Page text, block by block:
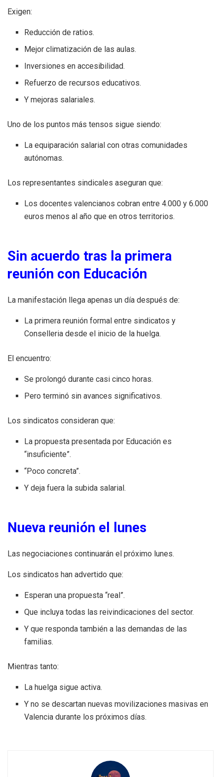
Exigen:
Reducción de ratios.
Mejor climatización de las aulas.
Inversiones en accesibilidad.
Refuerzo de recursos educativos.
Y mejoras salariales.
Uno de los puntos más tensos sigue siendo:
La equiparación salarial con otras comunidades
autónomas.
Los representantes sindicales aseguran que:
Los docentes valencianos cobran entre 4.000 y 6.000
euros menos al año que en otros territorios.
Sin acuerdo tras la primera
reunión con Educación
La manifestación llega apenas un día después de:
La primera reunión formal entre sindicatos y
Conselleria desde el inicio de la huelga.
El encuentro:
Se prolongó durante casi cinco horas.
Pero terminó sin avances significativos.
Los sindicatos consideran que:
La propuesta presentada por Educación es
“insuficiente”.
“Poco concreta”.
Y deja fuera la subida salarial.
Nueva reunión el lunes
Las negociaciones continuarán el próximo lunes.
Los sindicatos han advertido que:
Esperan una propuesta “real”.
Que incluya todas las reivindicaciones del sector.
Y que responda también a las demandas de las
familias.
Mientras tanto:
La huelga sigue activa.
Y no se descartan nuevas movilizaciones masivas en
Valencia durante los próximos días.